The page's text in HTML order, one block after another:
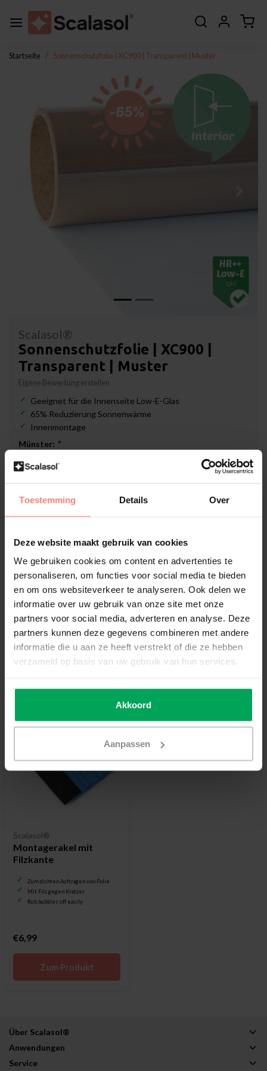
Toestemming Details Over
Deze website maakt gebruik van cookies
We gebruiken cookies om content en advertenties te
personaliseren, om functies voor social media te bieden
en om ons websiteverkeer te analyseren. Ook delen we
informatie over uw gebruik van onze site met onze
partners voor social media, adverteren en analyse. Deze
partners kunnen deze gegevens combineren met andere
informatie die u aan ze heeft verstrekt of die ze hebben
verzameld op basis van uw gebruik van hun services.
Akkoord
Aanpassen
Startseite Sonnenschutzfolie | XC900 | Transparent | Muster
Zurück
Scalasol®
Sonnenschutzfolie | XC900 |
Transparent | Muster
Eigene Bewertung erstellen
Geeignet für die Innenseite Low-E-Glas
65% Reduzierung Sonnenwärme
Innenmontage
Münster: *
Lieferzeit: 3-5 Werktage
Hochwertige Folien-Qualität
Zuschnitt nach Maß
Lieferzeit 3-5 Werktage
Zusatzinformation?Neem contact met ons op
Scalasol®
Montagerakel mit
Filzkante
Zum dichten Auftragen von Folie
Mit Filz gegen Kratzer
Rub bubbles off easily
€6,99
Zum Produkt
Über Scalasol®
Anwendungen
Service